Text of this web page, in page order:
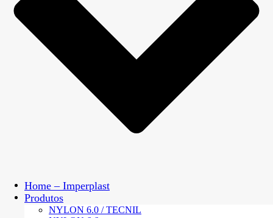
Home – Imperplast
Produtos
NYLON 6.0 / TECNIL